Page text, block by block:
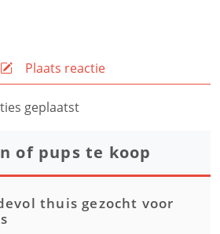
Plaats reactie
geplaatst
of pups te koop
thuis gezocht voor